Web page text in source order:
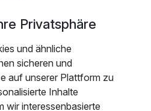
p.P. ab
zur Verfügung.
und -Wohnungen befinden
Wärme auch in der
der Sauna im Nebengelass
befinden sich auf dem
Privatsphäre
und ähnliche
sicheren und
auf unserer Plattform zu
Inhalte
wir interessenbasierte